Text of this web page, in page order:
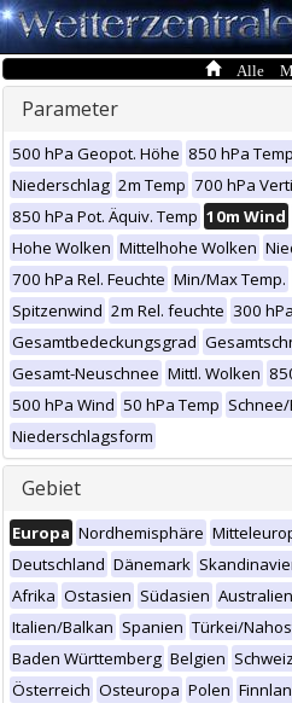
Alle
Parameter
500 hPa Geopot. Höhe 850 hPa
Niederschlag 2m Temp 700 hPa
850 hPa Pot. Äquiv. Temp 10m Wind
Hohe Wolken Mittelhohe Wolken
700 hPa Rel. Feuchte Min/Max Temp.
Spitzenwind 2m Rel. feuchte 300
Gesamtbedeckungsgrad
Gesamt-Neuschnee Mittl. Wolken
500 hPa Wind 50 hPa Temp Schnee/
Niederschlagsform
Gebiet
Europa Nordhemisphäre
Deutschland Dänemark
Afrika Ostasien Südasien Australien
Italien/Balkan Spanien Türkei/
Baden Württemberg Belgien Schweiz
Österreich Osteuropa Polen